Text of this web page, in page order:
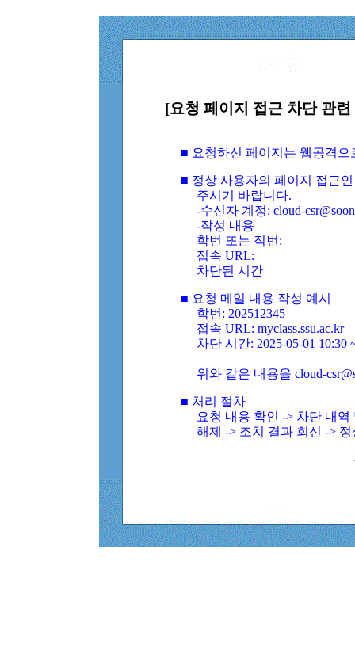
[요청 페이지 접근 차단 관
■ 요청하신 페이지는 웹공격
■ 정상 사용자의 페이지 접근
주시기 바랍니다.
-수신자 계정: cloud-
-작성 내용
학번 또는 직번:
접속 URL:
차단된 시간
■ 요청 메일 내용 작성 예시
학번: 202512345
접속 URL: myclass.ssu.ac.kr
차단 시간: 2025-05-01 10:30
위와 같은 내용을 cloud-
■ 처리 절차
요청 내용 확인 -> 차단 내
해제 -> 조치 결과 회신 ->